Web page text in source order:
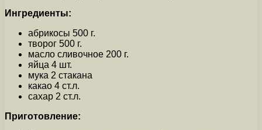
Ингредиенты:
абрикосы 500 г.
творог 500 г.
масло сливочное 200 г.
яйца 4 шт.
мука 2 стакана
какао 4 ст.л.
сахар 2 ст.л.
Приготовление: